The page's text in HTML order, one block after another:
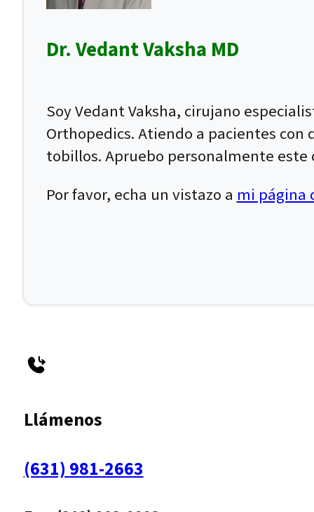
Dr. Vedant Vaksha MD
Soy Vedant Vaksha, cirujano
Orthopedics. Atiendo a pacientes con
tobillos. Apruebo personalmente
Por favor, echa un vistazo a mi página
Llámenos
(631) 981-2663